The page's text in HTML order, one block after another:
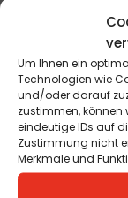
Um Ihnen ein
Technologien wie
und/oder darauf
zustimmen, können
eindeutige IDs auf
Zustimmung nicht
Merkmale und
am
St.